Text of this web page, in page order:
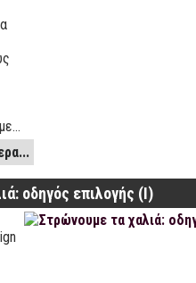
οδηγός επιλογής (Ι)